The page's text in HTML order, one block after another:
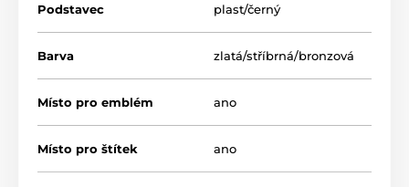
Poháry Lukostřelba
Podstavec plast/černý
Barva zlatá/stříbrná/bronzová
Místo pro emblém ano
Místo pro štítek ano